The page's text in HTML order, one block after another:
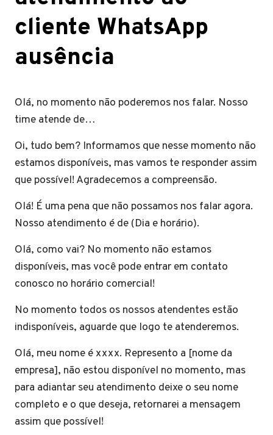
cliente WhatsApp
ausência
Olá, no momento não poderemos nos falar. Nosso
time atende de…
Oi, tudo bem? Informamos que nesse momento não
estamos disponíveis, mas vamos te responder assim
que possível! Agradecemos a compreensão.
Olá! É uma pena que não possamos nos falar agora.
Nosso atendimento é de (Dia e horário).
Olá, como vai? No momento não estamos
disponíveis, mas você pode entrar em contato
conosco no horário comercial!
No momento todos os nossos atendentes estão
indisponíveis, aguarde que logo te atenderemos.
Olá, meu nome é xxxx. Represento a [nome da
empresa], não estou disponível no momento, mas
para adiantar seu atendimento deixe o seu nome
completo e o que deseja, retornarei a mensagem
assim que possível!